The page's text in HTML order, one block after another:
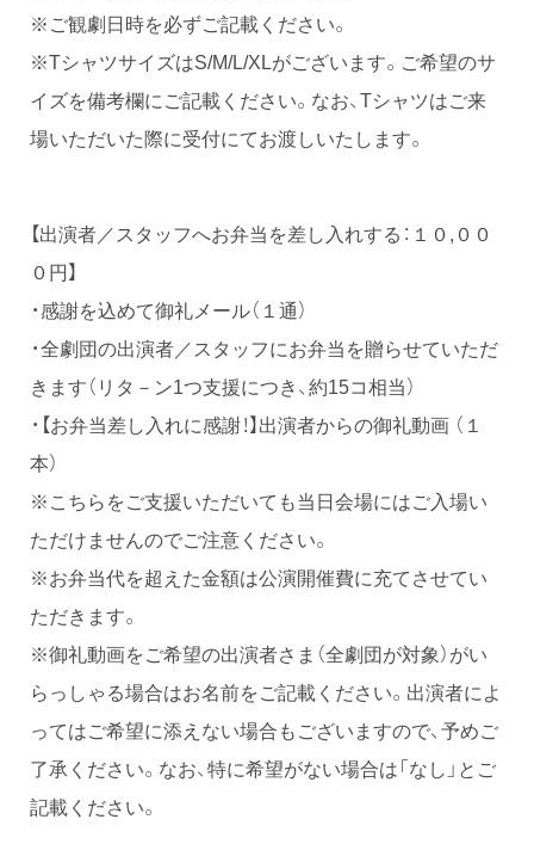
※ご観劇日時を必ずご記載ください。
※TシャツサイズはS/M/L/XLがございます。ご希望のサ
イズを備考欄にご記載ください。なお、Tシャツはご来
場いただいた際に受付にてお渡しいたします。
【出演者／スタッフへお弁当を差し入れする：１０,００
０円】
・感謝を込めて御礼メール（１通）
・全劇団の出演者／スタッフにお弁当を贈らせていただ
きます（リタ－ン1つ支援につき、約15コ相当）
・【お弁当差し入れに感謝！】出演者からの御礼動画（１
本）
※こちらをご支援いただいても当日会場にはご入場い
ただけませんのでご注意ください。
※お弁当代を超えた金額は公演開催費に充てさせてい
ただきます。
※御礼動画をご希望の出演者さま（全劇団が対象）がい
らっしゃる場合はお名前をご記載ください。出演者によ
ってはご希望に添えない場合もございますので、予めご
了承ください。なお、特に希望がない場合は「なし」とご
記載ください。